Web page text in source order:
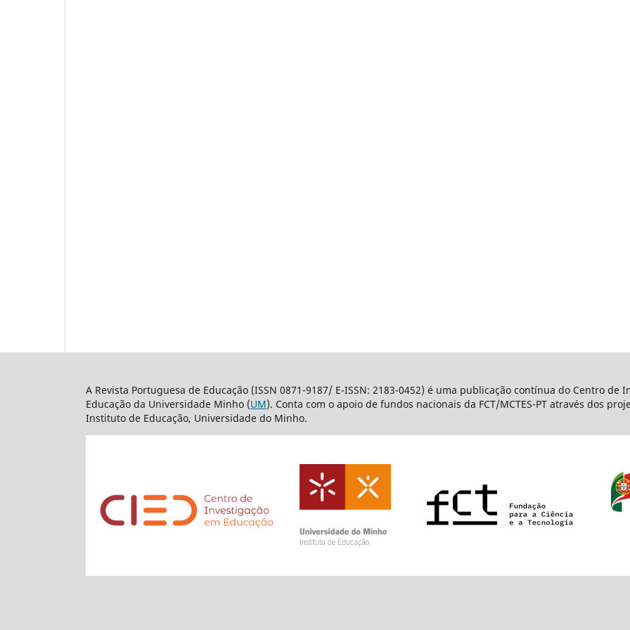
A Revista Portuguesa de Educação (ISSN 0871-9187/ E-ISSN: 2183-0452) é uma publicação contínua do Centro de
Educação da Universidade Minho (UM). Conta com o apoio de fundos nacionais da FCT/MCTES-PT através dos
Instituto de Educação, Universidade do Minho.